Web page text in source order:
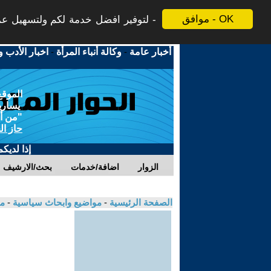
موافق - OK لتوفير افضل خدمة لكم ولتسهيل
أخبار عامة -وكالة أنباء المرأة - اخبار الأدب
"من
حاز
إذا
بحث/الارشيف اضافة/خدمات الزوار
الصفحة الرئيسية - مواضيع وابحاث سياسية -